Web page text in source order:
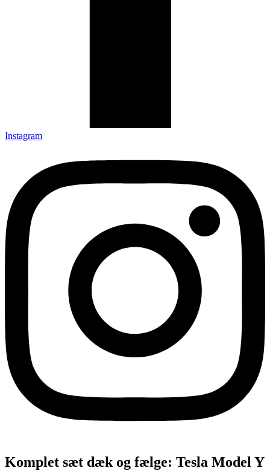
Instagram
Komplet sæt dæk og fælge: Tesla Model Y